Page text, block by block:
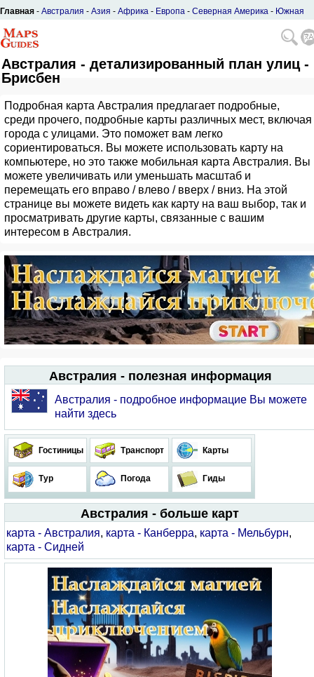
Главная - Австралия - Азия - Африка - Европа - Северная Америка - Южная
Австралия - детализированный план улиц -
Брисбен
Подробная карта Австралия предлагает подробные,
среди прочего, подробные карты различных мест, включая
города с улицами. Это поможет вам легко
сориентироваться. Вы можете использовать карту на
компьютере, но это также мобильная карта Австралия. Вы
можете увеличивать или уменьшать масштаб и
перемещать его вправо / влево / вверх / вниз. На этой
странице вы можете видеть как карту на ваш выбор, так и
просматривать другие карты, связанные с вашим
интересом в Австралия.
Австралия - полезная информация
Австралия - подробное информацие Вы можете
найти здесь
Гостиницы Транспорт Карты
Тур Погода Гиды
Австралия - больше карт
карта - Австралия, карта - Канберра, карта - Мельбурн,
карта - Сидней